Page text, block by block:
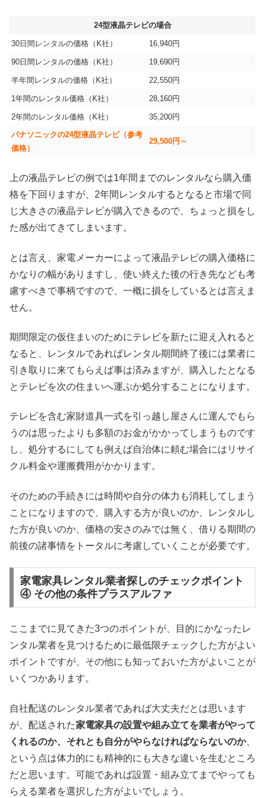
24型液晶テレビの場合
30日間レンタルの価格（K社） 16,940円
90日間レンタルの価格（K社） 19,690円
半年間レンタルの価格（K社） 22,550円
1年間のレンタル価格（K社） 28,160円
2年間のレンタル価格（K社）
35,200円
パナソニックの24型液晶テレビ（参考
価格）
29,500円～
上の液晶テレビの例では1年間までのレンタルなら購入価
格を下回りますが、2年間レンタルするとなると市場で同
じ大きさの液晶テレビが購入できるので、ちょっと損をし
た感が出てきてしまいます。
とは言え、家電メーカーによって液晶テレビの購入価格に
かなりの幅がありますし、使い終えた後の行き先なども考
慮すべきで事柄ですので、一概に損をしているとは言えま
せん。
期間限定の仮住まいのためにテレビを新たに迎え入れると
なると、レンタルであればレンタル期間終了後には業者に
引き取りに来てもらえば事は済みますが、購入したとなる
とテレビを次の住まいへ運ぶか処分することになります。
テレビを含む家財道具一式を引っ越し屋さんに運んでもら
うのは思ったよりも多額のお金がかかってしまうものです
し、処分するにしても例えば自治体に頼む場合にはリサイ
クル料金や運搬費用がかかります。
そのための手続きには時間や自分の体力も消耗してしまう
ことになりますので、購入する方が良いのか、レンタルし
た方が良いのか、価格の安さのみでは無く、借りる期間の
前後の諸事情をトータルに考慮していくことが必要です。
家電家具レンタル業者探しのチェックポイント
④ その他の条件プラスアルファ
ここまでに見てきた3つのポイントが、目的にかなったレ
ンタル業者を見つけるために最低限チェックした方がよい
ポイントですが、その他にも知っておいた方がよいことが
いくつかあります。
自社配送のレンタル業者であれば大丈夫だとは思います
が、配送された家電家具の設置や組み立てを業者がやって
くれるのか、それとも自分がやらなければならないのか、
という点は体力的にも精神的にも大きな違いを生むところ
だと思います。可能であれば設置・組み立てまでやっても
らえる業者を選択した方がよいでしょう。